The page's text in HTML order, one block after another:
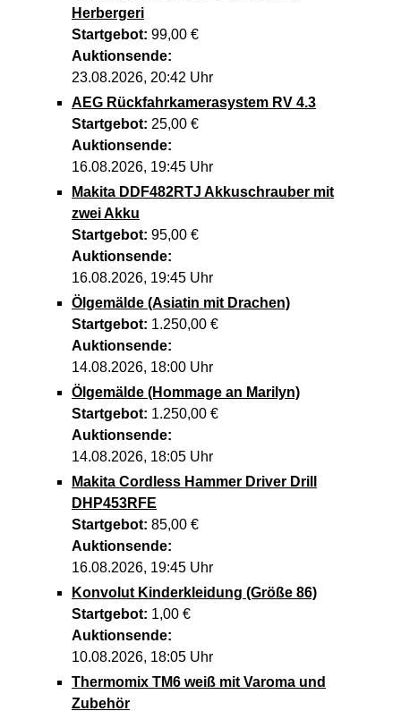
Herbergeri
Startgebot: 99,00 €
Auktionsende:
23.08.2026, 20:42 Uhr
AEG Rückfahrkamerasystem RV 4.3
Startgebot: 25,00 €
Auktionsende:
16.08.2026, 19:45 Uhr
Makita DDF482RTJ Akkuschrauber mit
zwei Akku
Startgebot: 95,00 €
Auktionsende:
16.08.2026, 19:45 Uhr
Ölgemälde (Asiatin mit Drachen)
Startgebot: 1.250,00 €
Auktionsende:
14.08.2026, 18:00 Uhr
Ölgemälde (Hommage an Marilyn)
Startgebot: 1.250,00 €
Auktionsende:
14.08.2026, 18:05 Uhr
Makita Cordless Hammer Driver Drill
DHP453RFE
Startgebot: 85,00 €
Auktionsende:
16.08.2026, 19:45 Uhr
Konvolut Kinderkleidung (Größe 86)
Startgebot: 1,00 €
Auktionsende:
10.08.2026, 18:05 Uhr
Thermomix TM6 weiß mit Varoma und
Zubehör